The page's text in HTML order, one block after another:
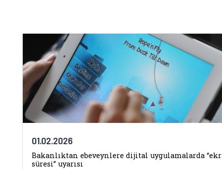
01.02.2026
Bakanlıktan ebeveynlere dijital uygulamalarda
süresi” uyarısı